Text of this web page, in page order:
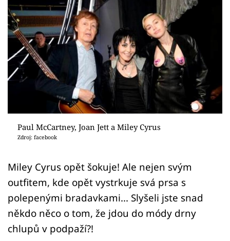
Virály
Sex a vztahy
Videa
Sledujte prima+
Přihlášení
Sledujte nás
Paul McCartney, Joan Jett a Miley Cyrus
Zdroj: facebook
Miley Cyrus opět šokuje! Ale nejen svým
outfitem, kde opět vystrkuje svá prsa s
polepenými bradavkami... Slyšeli jste snad
někdo něco o tom, že jdou do módy drny
chlupů v podpaží?!